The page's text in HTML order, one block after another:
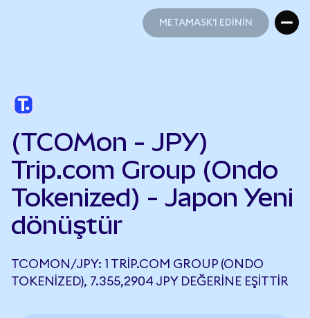
METAMASK'I EDİNİN
(TCOMon - JPY)
Trip.com Group (Ondo
Tokenized) - Japon Yeni
dönüştür
TCOMON/JPY: 1 TRIP.COM GROUP (ONDO
TOKENIZED), 7.355,2904 JPY DEĞERINE EŞITTIR